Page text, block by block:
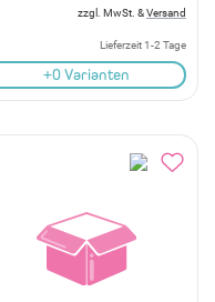
zzgl. MwSt. &Versand
Lieferzeit 1-2 Tage
+0 Varianten